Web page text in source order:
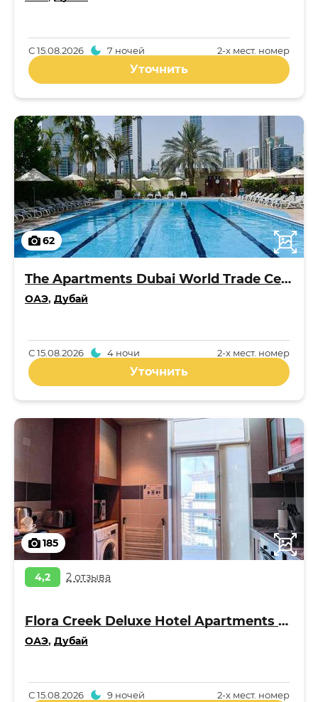
2-x мест. номер
С15.08.2026 7 ночей
Уточнить
62
The Apartments Dubai World Trade Centre
ОАЭ, Дубай
2-x мест. номер
С15.08.2026 4 ночи
Уточнить
185
4,2 2 отзыва
Flora Creek Deluxe Hotel Apartments Apart 4*
ОАЭ, Дубай
2-x мест. номер
С15.08.2026 9 ночей